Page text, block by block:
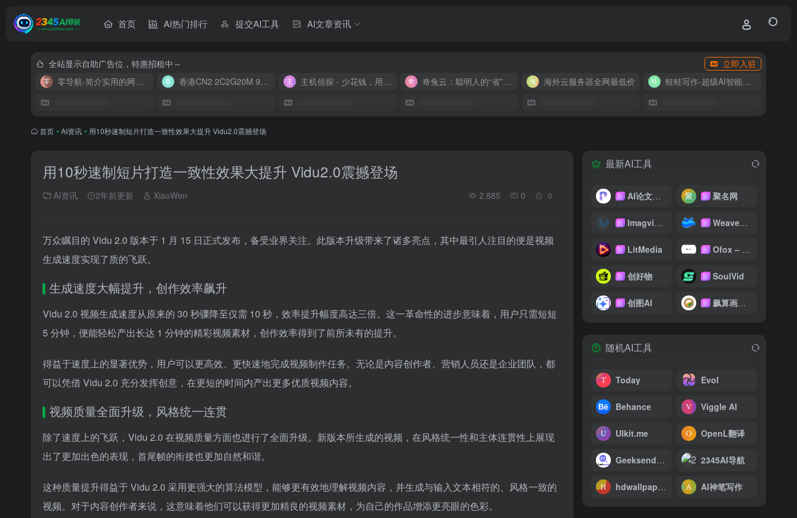
首页 AI热门排行 提交AI工具 AI文章资讯
全站显示自助广告位，特惠招租中～
立即入驻
零导航-简介实用的网址导航
香港CN2 2C2G20M 9.9/月 主机侦探 - 少花钱，用好云 奇兔云：聪明人的“省”钱计划！ 海外云服务器全网最低价 蛙蛙写作-超级AI智能写作助手
首页 • AI资讯 • 用10秒速制短片打造一致性效果大提升 Vidu2.0震撼登场
用10秒速制短片打造一致性效果大提升 Vidu2.0震撼登场
AI资讯 2年前更新 XiaoWen 2,885 0 0
万众瞩目的 Vidu 2.0 版本于 1 月 15 日正式发布，备受业界关注。此版本升级带来了诸多亮点，其中最引人注目的便是视频
生成速度实现了质的飞跃。
生成速度大幅提升，创作效率飙升
Vidu 2.0 视频生成速度从原来的 30 秒骤降至仅需 10 秒，效率提升幅度高达三倍。这一革命性的进步意味着，用户只需短短
5 分钟，便能轻松产出长达 1 分钟的精彩视频素材，创作效率得到了前所未有的提升。
得益于速度上的显著优势，用户可以更高效、更快速地完成视频制作任务。无论是内容创作者、营销人员还是企业团队，都
可以凭借 Vidu 2.0 充分发挥创意，在更短的时间内产出更多优质视频内容。
视频质量全面升级，风格统一连贯
除了速度上的飞跃，Vidu 2.0 在视频质量方面也进行了全面升级。新版本所生成的视频，在风格统一性和主体连贯性上展现
出了更加出色的表现，首尾帧的衔接也更加自然和谐。
这种质量提升得益于 Vidu 2.0 采用更强大的算法模型，能够更有效地理解视频内容，并生成与输入文本相符的、风格一致的
视频。对于内容创作者来说，这意味着他们可以获得更加精良的视频素材，为自己的作品增添更亮眼的色彩。
最新AI工具
新 AI论文写作 新 聚名网
新 Imagvio AI 新 WeaveFox
新 LitMedia 新 Ofox – 大模型 API 聚合平台
新 创好物 新 SoulVid
新 创图AI 新 飙算画影网
随机AI工具
Today Evol
Behance Viggle AI
UIkit.me OpenL翻译
Geeksend邮件营销 2345AI导航
hdwallpapers AI神笔写作